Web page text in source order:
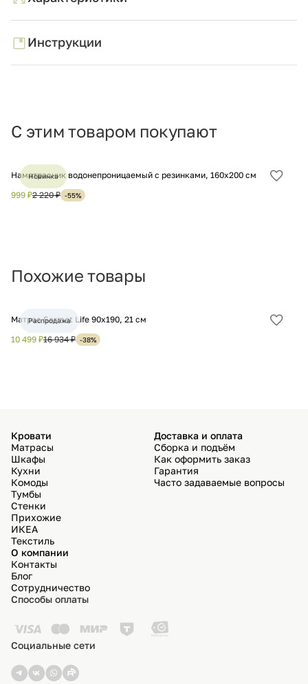
Инструкции
С этим товаром покупают
Наматрасник водонепроницаемый с резинками, 160х200 см
999 ₽2 220 ₽ -55%
Новинка
Похожие товары
Матрас Sarmat Life 90х190, 21 см
10 499 ₽16 934 ₽ -38%
Распродажа
Кровати
Матрасы
Шкафы
Кухни
Комоды
Тумбы
Стенки
Прихожие
ИКЕА
Текстиль
Доставка и оплата
Сборка и подъём
Как оформить заказ
Гарантия
Часто задаваемые вопросы
О компании
Контакты
Блог
Сотрудничество
Способы оплаты
Социальные сети